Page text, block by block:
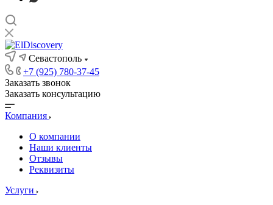
Севастополь
+7 (925) 780-37-45
Заказать звонок
Заказать консультацию
Компания
О компании
Наши клиенты
Отзывы
Реквизиты
Услуги